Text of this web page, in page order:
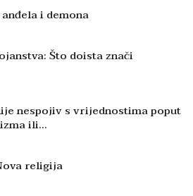
i demona
Što doista znači
nespojiv s vrijednostima poput
ili…
religija